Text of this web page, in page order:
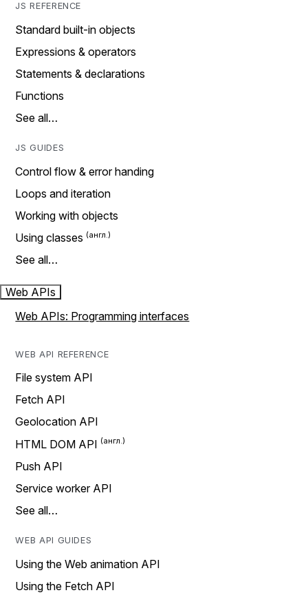
JS REFERENCE
Standard built-in objects
Expressions & operators
Statements & declarations
Functions
See all…
JS GUIDES
Control flow & error handing
Loops and iteration
Working with objects
Using classes
See all…
Web APIs
Web APIs: Programming interfaces
WEB API REFERENCE
File system API
Fetch API
Geolocation API
HTML DOM API
Push API
Service worker API
See all…
WEB API GUIDES
Using the Web animation API
Using the Fetch API